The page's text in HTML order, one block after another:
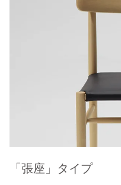
「張座」タイプ